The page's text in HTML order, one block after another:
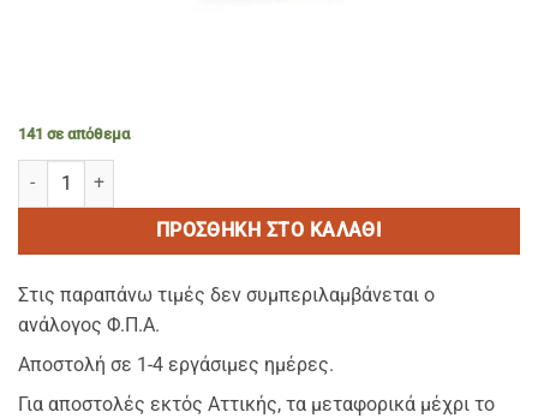
141 σε απόθεμα
BOTANICA eco pure Hand & Body Lotion – Kρεμα Χεριων &
ΠΡΟΣΘΉΚΗ ΣΤΟ ΚΑΛΆΘΙ
Στις παραπάνω τιμές δεν συμπεριλαμβάνεται ο
ανάλογος Φ.Π.Α.
Αποστολή σε 1-4 εργάσιμες ημέρες.
Για αποστολές εκτός Αττικής, τα μεταφορικά μέχρι το